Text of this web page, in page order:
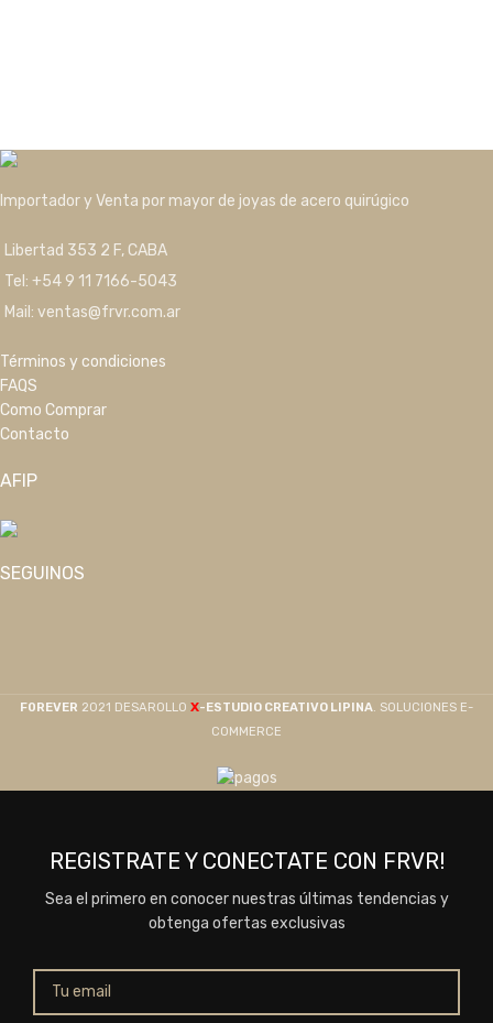
Importador y Venta por mayor de joyas de acero quirúgico
Libertad 353 2 F, CABA
Tel: +54 9 11 7166-5043
Mail: ventas@frvr.com.ar
Términos y condiciones
FAQS
Como Comprar
Contacto
AFIP
SEGUINOS
F0REVER 2021 DESAROLLO X-ESTUDIO CREATIVO LIPINA. SOLUCIONES E-
COMMERCE
REGISTRATE Y CONECTATE CON FRVR!
Sea el primero en conocer nuestras últimas tendencias y
obtenga ofertas exclusivas